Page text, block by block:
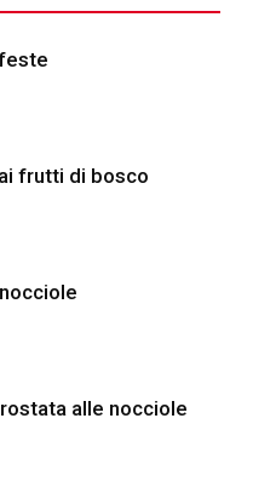
frutti di bosco
alle nocciole